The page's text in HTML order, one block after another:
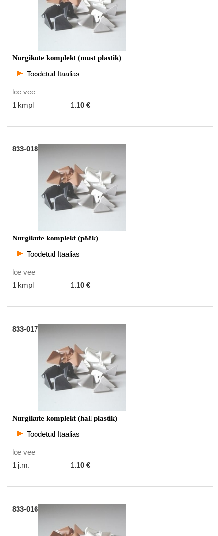
Nurgikute komplekt (must plastik)
Toodetud Itaalias
loe veel
1 kmpl
1.10 €
833-018
Nurgikute komplekt (pöök)
Toodetud Itaalias
loe veel
1 kmpl
1.10 €
833-017
Nurgikute komplekt (hall plastik)
Toodetud Itaalias
loe veel
1 j.m.
1.10 €
833-016